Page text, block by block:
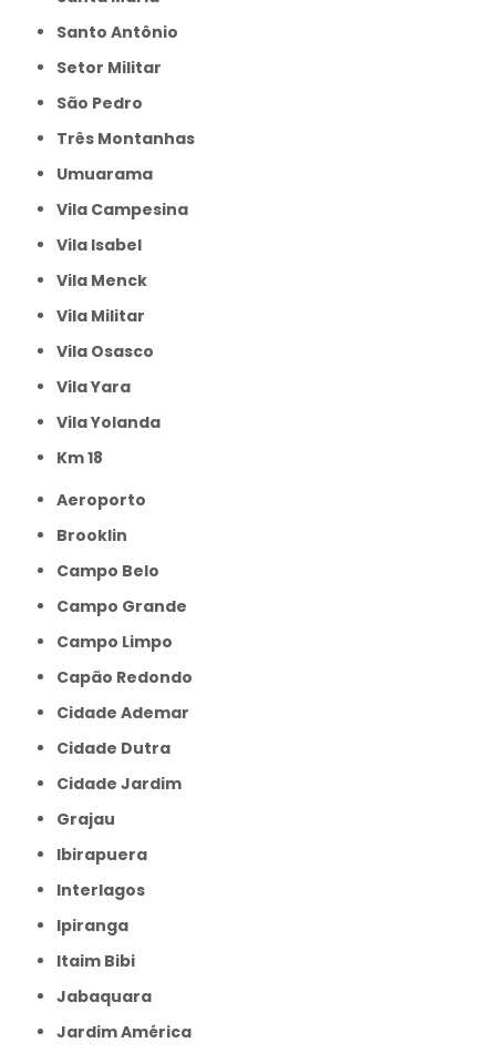
Santo Antônio
Setor Militar
São Pedro
Três Montanhas
Umuarama
Vila Campesina
Vila Isabel
Vila Menck
Vila Militar
Vila Osasco
Vila Yara
Vila Yolanda
km 18
Aeroporto
Brooklin
Campo Belo
Campo Grande
Campo Limpo
Capão Redondo
Cidade Ademar
Cidade Dutra
Cidade Jardim
Grajau
Ibirapuera
Interlagos
Ipiranga
Itaim Bibi
Jabaquara
Jardim América